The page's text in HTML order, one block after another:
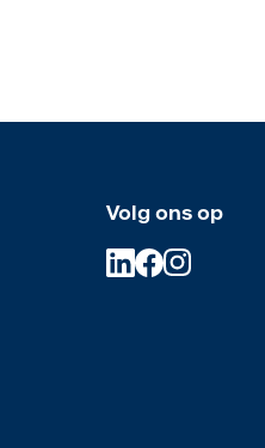
Volg ons op